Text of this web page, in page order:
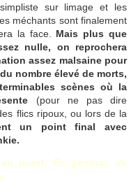
sur limage et les
méchants sont finalement
la face. Mais plus que
nulle, on reprochera
assez malsaine pour
nombre élevé de morts,
scènes où la
(pour ne pas dire
flics ripoux, ou lors de la
un point final avec
en tuant. En général, ils